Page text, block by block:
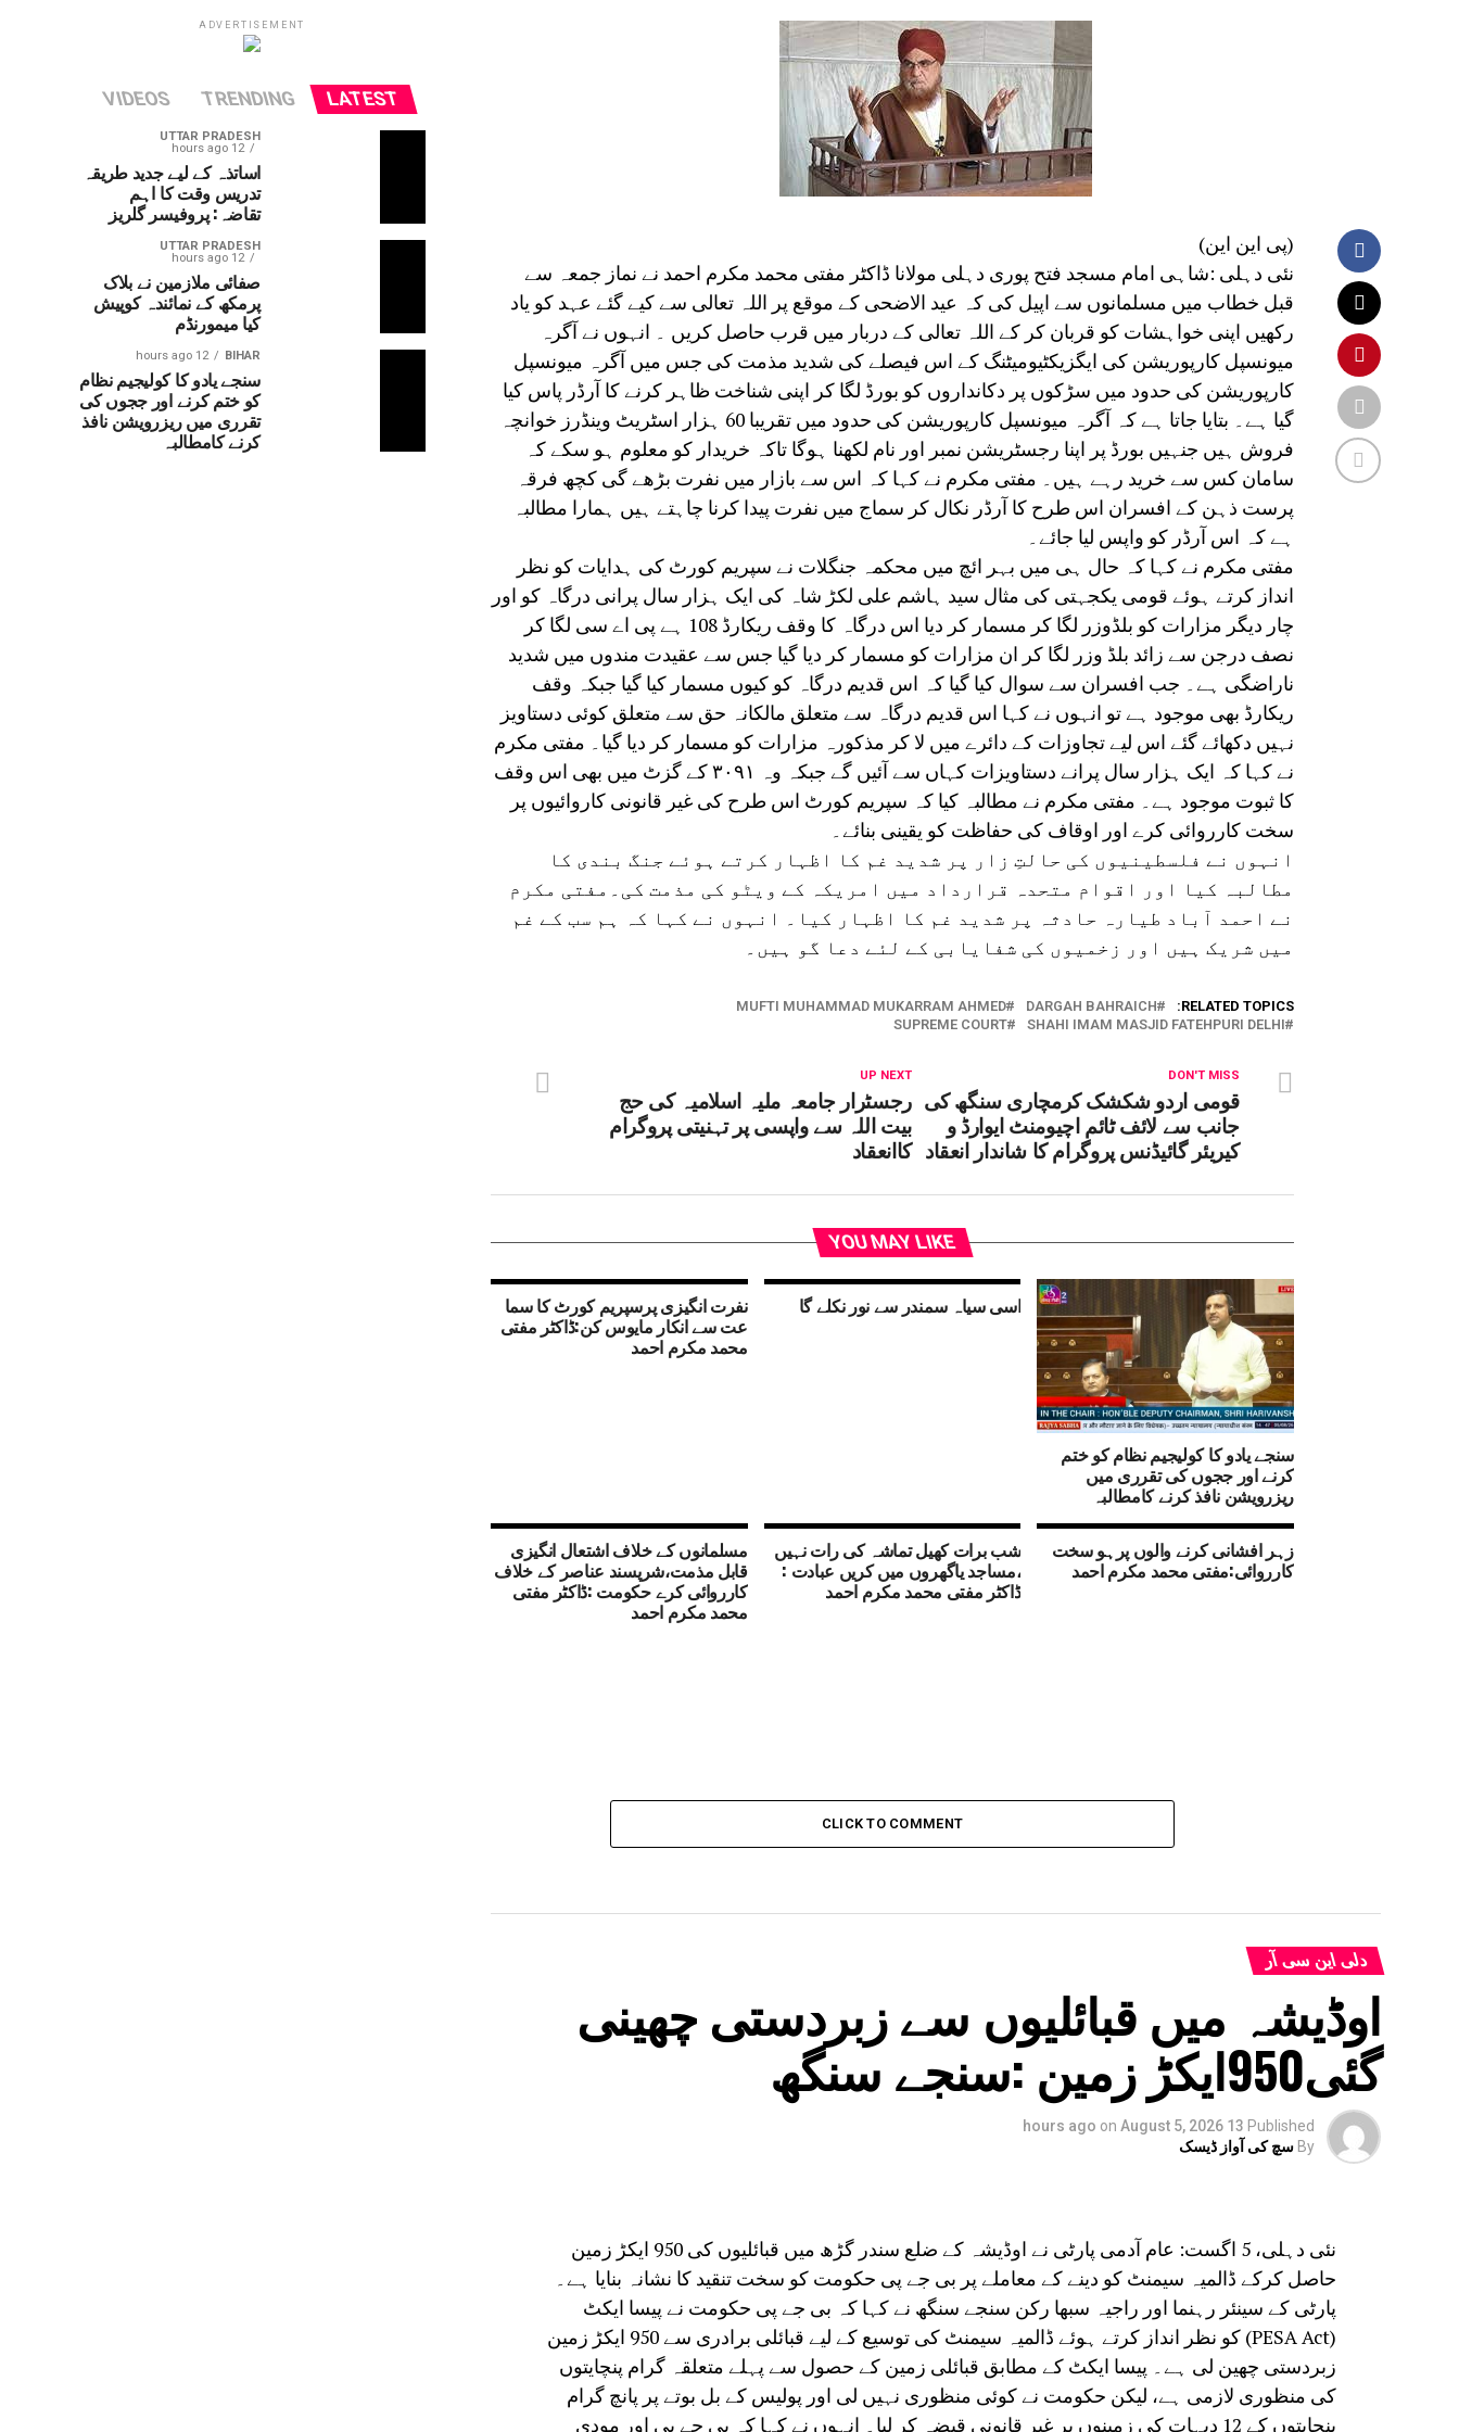
(پی این این)
نئی دہلی :شاہی امام مسجد فتح پوری دہلی مولانا ڈاکٹر مفتی محمد مکرم احمد نے نماز جمعہ سے
قبل خطاب میں مسلمانوں سے اپیل کی کہ عید الاضحی کے موقع پر اللہ تعالی سے کیے گئے عہد کو یاد
رکھیں اپنی خواہشات کو قربان کر کے اللہ تعالی کے دربار میں قرب حاصل کریں ۔ انہوں نے آگرہ
میونسپل کارپوریشن کی ایگزیکٹیومیٹنگ کے اس فیصلے کی شدید مذمت کی جس میں آگرہ میونسپل
کارپوریشن کی حدود میں سڑکوں پر دکانداروں کو بورڈ لگا کر اپنی شناخت ظاہر کرنے کا آرڈر پاس کیا
گیا ہے۔ بتایا جاتا ہے کہ آگرہ میونسپل کارپوریشن کی حدود میں تقریبا 60 ہزار اسٹریٹ وینڈرز خوانچہ
فروش ہیں جنہیں بورڈ پر اپنا رجسٹریشن نمبر اور نام لکھنا ہوگا تاکہ خریدار کو معلوم ہو سکے کہ
سامان کس سے خرید رہے ہیں۔ مفتی مکرم نے کہا کہ اس سے بازار میں نفرت بڑھے گی کچھ فرقہ
پرست ذہن کے افسران اس طرح کا آرڈر نکال کر سماج میں نفرت پیدا کرنا چاہتے ہیں ہمارا مطالبہ
ہے کہ اس آرڈر کو واپس لیا جائے۔
مفتی مکرم نے کہا کہ حال ہی میں بہر ائچ میں محکمہ جنگلات نے سپریم کورٹ کی ہدایات کو نظر
انداز کرتے ہوئے قومی یکجہتی کی مثال سید ہاشم علی لکڑ شاہ کی ایک ہزار سال پرانی درگاہ کو اور
چار دیگر مزارات کو بلڈوزر لگا کر مسمار کر دیا اس درگاہ کا وقف ریکارڈ 108 ہے پی اے سی لگا کر
نصف درجن سے زائد بلڈ وزر لگا کر ان مزارات کو مسمار کر دیا گیا جس سے عقیدت مندوں میں شدید
ناراضگی ہے۔ جب افسران سے سوال کیا گیا کہ اس قدیم درگاہ کو کیوں مسمار کیا گیا جبکہ وقف
ریکارڈ بھی موجود ہے تو انہوں نے کہا اس قدیم درگاہ سے متعلق مالکانہ حق سے متعلق کوئی دستاویز
نہیں دکھائے گئے اس لیے تجاوزات کے دائرے میں لا کر مذکورہ مزارات کو مسمار کر دیا گیا۔ مفتی مکرم
نے کہا کہ ایک ہزار سال پرانے دستاویزات کہاں سے آئیں گے جبکہ وہ ۳۰۹۱ کے گزٹ میں بھی اس وقف
کا ثبوت موجود ہے۔ مفتی مکرم نے مطالبہ کیا کہ سپریم کورٹ اس طرح کی غیر قانونی کاروائیوں پر
سخت کارروائی کرے اور اوقاف کی حفاظت کو یقینی بنائے۔
انہوں نے فلسطینیوں کی حالتِ زار پر شدید غم کا اظہار کرتے ہوئے جنگ بندی کا
مطالبہ کیا اور اقوام متحدہ قرارداد میں امریکہ کے ویٹو کی مذمت کی۔مفتی مکرم
نے احمد آباد طیارہ حادثہ پر شدید غم کا اظہار کیا۔ انہوں نے کہا کہ ہم سب کے غم
میں شریک ہیں اور زخمیوں کی شفایابی کے لئے دعا گو ہیں۔
RELATED TOPICS:
DARGAH BAHRAICH
MUFTI MUHAMMAD MUKARRAM AHMED
SHAHI IMAM MASJID FATEHPURI DELHI
SUPREME COURT
UP NEXT
رجسٹرار جامعہ ملیہ اسلامیہ کی حج
بیت اللہ سے واپسی پر تہنیتی پروگرام
کاانعقاد
DON'T MISS
قومی اردو شکشک کرمچاری سنگھ کی
جانب سے لائف ٹائم اچیومنٹ ایوارڈ و
کیریئر گائیڈنس پروگرام کا شاندار انعقاد
YOU MAY LIKE
سنجے یادو کا کولیجیم نظام کو ختم
کرنے اور ججوں کی تقرری میں
ریزرویشن نافذ کرنے کامطالبہ
اسی سیاہ سمندر سے نور نکلے گا نفرت انگیزی پرسپریم کورٹ کا سما
عت سے انکار مایوس کن:ڈاکٹر مفتی
محمد مکرم احمد
زہر افشانی کرنے والوں پرہو سخت
کارروائی:مفتی محمد مکرم احمد
شب برات کھیل تماشہ کی رات نہیں
،مساجد یاگھروں میں کریں عبادت :
ڈاکٹر مفتی محمد مکرم احمد
مسلمانوں کے خلاف اشتعال انگیزی
قابل مذمت،شرپسند عناصر کے خلاف
کارروائی کرے حکومت :ڈاکٹر مفتی
محمد مکرم احمد
CLICK TO COMMENT
دلی این سی آر
اوڈیشہ میں قبائلیوں سے زبردستی چھینی
گئی950ایکڑ زمین :سنجے سنگھ
Published
13 hours ago
on August 5, 2026
By سچ کی آواز ڈیسک
نئی دہلی، 5 اگست: عام آدمی پارٹی نے اوڈیشہ کے ضلع سندر گڑھ میں قبائلیوں کی 950 ایکڑ زمین
حاصل کرکے ڈالمیہ سیمنٹ کو دینے کے معاملے پر بی جے پی حکومت کو سخت تنقید کا نشانہ بنایا ہے۔
پارٹی کے سینئر رہنما اور راجیہ سبھا رکن سنجے سنگھ نے کہا کہ بی جے پی حکومت نے پیسا ایکٹ
(PESA Act) کو نظر انداز کرتے ہوئے ڈالمیہ سیمنٹ کی توسیع کے لیے قبائلی برادری سے 950 ایکڑ زمین
زبردستی چھین لی ہے۔ پیسا ایکٹ کے مطابق قبائلی زمین کے حصول سے پہلے متعلقہ گرام پنچایتوں
کی منظوری لازمی ہے، لیکن حکومت نے کوئی منظوری نہیں لی اور پولیس کے بل بوتے پر پانچ گرام
پنچایتوں کے 12 دیہات کی زمینوں پر غیر قانونی قبضہ کر لیا۔ انہوں نے کہا کہ بی جے پی اور مودی
ADVERTISEMENT
LATEST
TRENDING
VIDEOS
UTTAR PRADESH
12 hours ago
اساتذہ کے لیے جدید طریقہ
تدریس وقت کا اہم
تقاضہ: پروفیسر گلریز
UTTAR PRADESH
12 hours ago
صفائی ملازمین نے بلاک
پرمکھ کے نمائندہ کوپیش
کیا میمورنڈم
BIHAR
12 hours ago
سنجے یادو کا کولیجیم نظام
کو ختم کرنے اور ججوں کی
تقرری میں ریزرویشن نافذ
کرنے کامطالبہ